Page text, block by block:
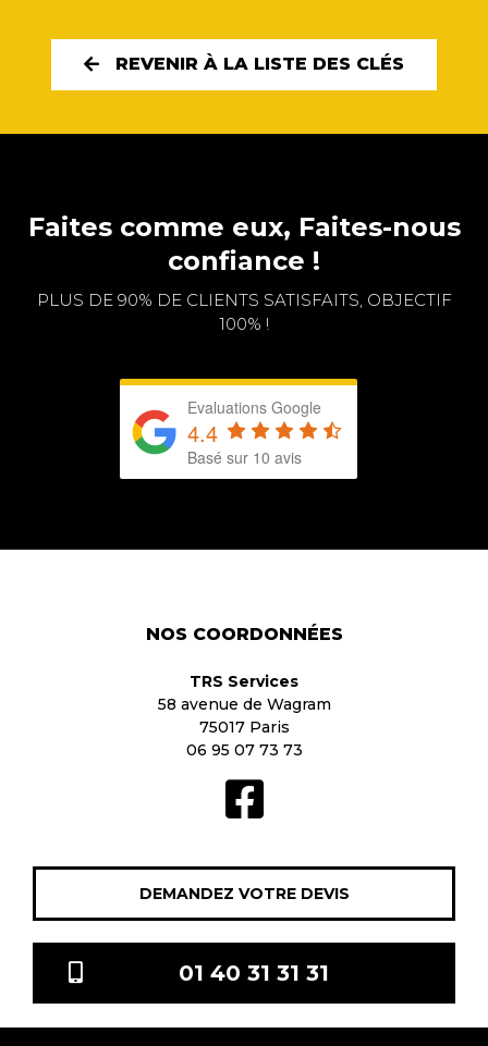
REVENIR À LA LISTE DES CLÉS
Faites comme eux, Faites-nous
confiance !
PLUS DE 90% DE CLIENTS SATISFAITS, OBJECTIF
100% !
Evaluations Google
4.4
Basé sur 10 avis
NOS COORDONNÉES
TRS Services
58 avenue de Wagram
75017 Paris
06 95 07 73 73
DEMANDEZ VOTRE DEVIS
01 40 31 31 31